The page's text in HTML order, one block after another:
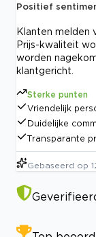
Positief
Klanten melden
Prijs-kwaliteit
worden
klantgericht.
Sterke punten
Vriendelijk
Duidelijke
Transparante
Gebaseerd op